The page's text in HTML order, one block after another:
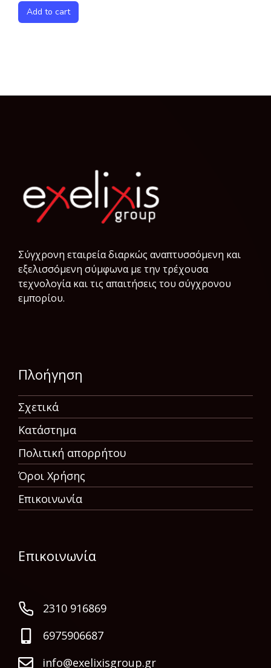
Add to cart
Σύγχρονη εταιρεία διαρκώς αναπτυσσόμενη και
εξελισσόμενη σύμφωνα µε την τρέχουσα
τεχνολογία και τις απαιτήσεις του σύγχρονου
εμπορίου.
Πλοήγηση
Σχετικά
Κατάστημα
Πολιτική απορρήτου
Όροι Χρήσης
Επικοινωνία
Επικοινωνία
2310 916869
6975906687
info@exelixisgroup.gr